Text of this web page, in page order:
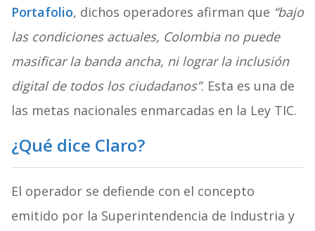
Portafolio, dichos operadores afirman que “bajo
las condiciones actuales, Colombia no puede
masificar la banda ancha, ni lograr la inclusión
digital de todos los ciudadanos”. Esta es una de
las metas nacionales enmarcadas en la Ley TIC.
¿Qué dice Claro?
El operador se defiende con el concepto
emitido por la Superintendencia de Industria y